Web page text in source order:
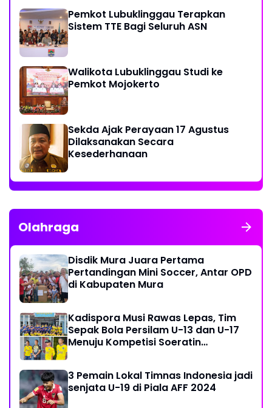
Pemkot Lubuklinggau Terapkan
Sistem TTE Bagi Seluruh ASN
Walikota Lubuklinggau Studi ke
Pemkot Mojokerto
Sekda Ajak Perayaan 17 Agustus
Dilaksanakan Secara
Kesederhanaan
Olahraga
Disdik Mura Juara Pertama
Pertandingan Mini Soccer, Antar OPD
di Kabupaten Mura
Kadispora Musi Rawas Lepas, Tim
Sepak Bola Persilam U-13 dan U-17
Menuju Kompetisi Soeratin
3 Pemain Lokal Timnas Indonesia jadi
senjata U-19 di Piala AFF 2024